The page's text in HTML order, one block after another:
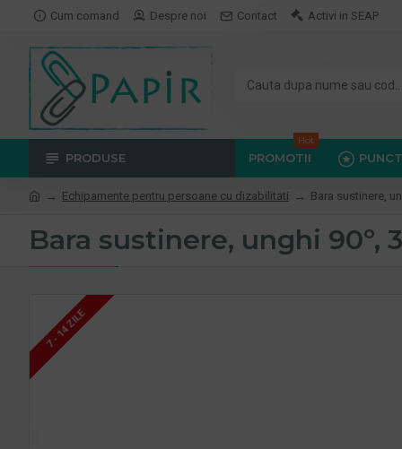
Cum comand Despre noi Contact Activi in SEAP
PRODUSE PROMOTII
Hot
Echipamente pentru persoane cu dizabilitati Bara sustinere,
Bara sustinere, unghi 90º,
7 - 14 ZILE